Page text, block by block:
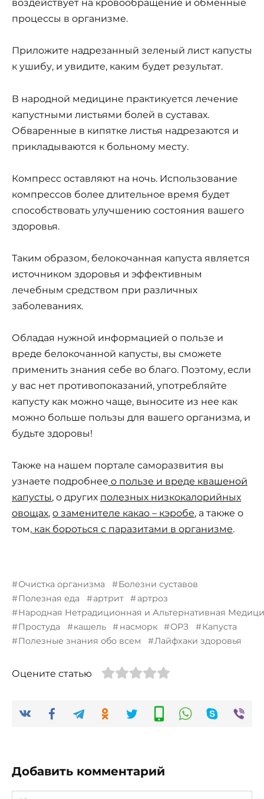
воздействует на кровообращение и обменные
процессы в организме.
Приложите надрезанный зеленый лист капусты
к ушибу, и увидите, каким будет результат.
В народной медицине практикуется лечение
капустными листьями болей в суставах.
Обваренные в кипятке листья надрезаются и
прикладываются к больному месту.
Компресс оставляют на ночь. Использование
компрессов более длительное время будет
способствовать улучшению состояния вашего
здоровья.
Таким образом, белокочанная капуста является
источником здоровья и эффективным
лечебным средством при различных
заболеваниях.
Обладая нужной информацией о пользе и
вреде белокочанной капусты, вы сможете
применить знания себе во благо. Поэтому, если
у вас нет противопоказаний, употребляйте
капусту как можно чаще, выносите из нее как
можно больше пользы для вашего организма, и
будьте здоровы!
Также на нашем портале саморазвития вы
узнаете подробнее о пользе и вреде квашеной
капусты, о других полезных низкокалорийных
овощах, о заменителе какао – кэробе, а также о
том, как бороться с паразитами в организме.
Очистка организма
Болезни суставов
Полезная еда
артрит
артроз
Народная Нетрадиционная и Альтернативная
Простуда
кашель насморк ОРЗ
Капуста
Полезные знания обо всем
Лайфхаки здоровья
Оцените статью
Добавить комментарий